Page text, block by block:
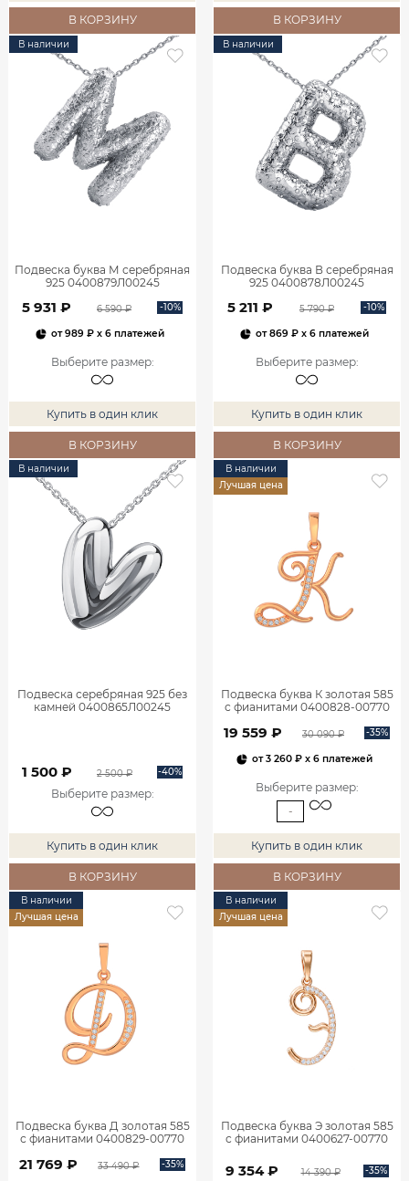
В КОРЗИНУ В КОРЗИНУ
В наличии
Подвеска буква М серебряная
925 0400879Л00245
5 931 ₽ 6 590 ₽ -10%
от989 ₽ x 6 платежей
Выберите размер:
Купить в один клик
В КОРЗИНУ
В наличии
Подвеска буква В серебряная
925 0400878Л00245
5 211 ₽ 5 790 ₽ -10%
от869 ₽ x 6 платежей
Выберите размер:
Купить в один клик
В КОРЗИНУ
В наличии
Подвеска серебряная 925 без
камней 0400865Л00245
1 500 ₽ 2 500 ₽ -40%
Выберите размер:
Купить в один клик
В КОРЗИНУ
В наличии
Лучшая цена
Подвеска буква К золотая 585
с фианитами 0400828-00770
19 559 ₽ 30 090 ₽ -35%
от3 260 ₽ x 6 платежей
Выберите размер:
-
Купить в один клик
В КОРЗИНУ
В наличии
Лучшая цена
Подвеска буква Д золотая 585
с фианитами 0400829-00770
21 769 ₽ 33 490 ₽ -35%
В наличии
Лучшая цена
Подвеска буква Э золотая 585
с фианитами 0400627-00770
9 354 ₽ 14 390 ₽ -35%